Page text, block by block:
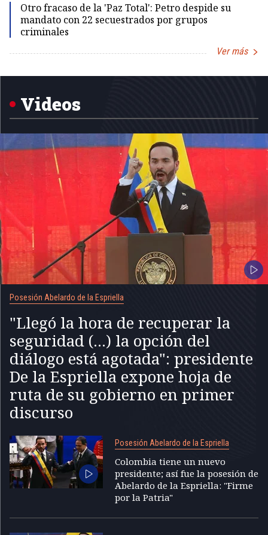
Otro fracaso de la 'Paz Total': Petro despide su
mandato con 22 secuestrados por grupos
criminales
Ver más
Videos
Posesión Abelardo de la Espriella
"Llegó la hora de recuperar la
seguridad (...) la opción del
diálogo está agotada": presidente
De la Espriella expone hoja de
ruta de su gobierno en primer
discurso
Posesión Abelardo de la Espriella
Colombia tiene un nuevo
presidente; así fue la posesión de
Abelardo de la Espriella: "Firme
por la Patria"